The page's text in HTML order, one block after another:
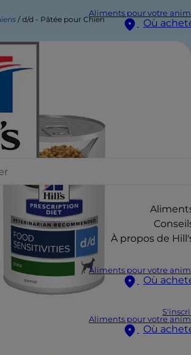
Aliments pour votre
Où
À propos de
Aliments pour votre
Où
Aliments pour votre
Où
d/d - Pâtée pour Chien